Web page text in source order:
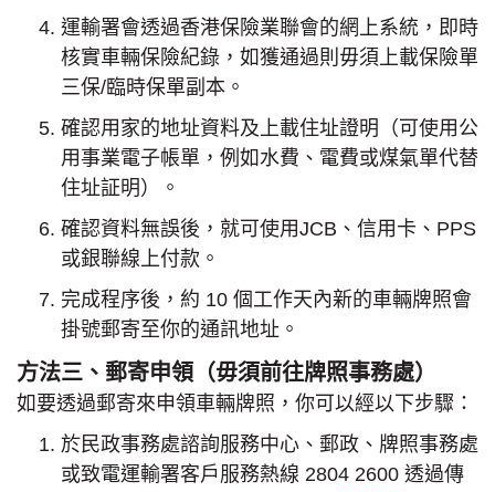
運輸署會透過香港保險業聯會的網上系統，即時
核實車輛保險紀錄，如獲通過則毋須上載保險單
三保/臨時保單副本。
確認用家的地址資料及上載住址證明（可使用公
用事業電子帳單，例如水費、電費或煤氣單代替
住址証明）。
確認資料無誤後，就可使用JCB、信用卡、PPS
或銀聯線上付款。
完成程序後，約 10 個工作天內新的車輛牌照會
掛號郵寄至你的通訊地址。
方法三、郵寄申領（毋須前往牌照事務處）
如要透過郵寄來申領車輛牌照，你可以經以下步驟：
於民政事務處諮詢服務中心、郵政、牌照事務處
或致電運輸署客戶服務熱線 2804 2600 透過傳